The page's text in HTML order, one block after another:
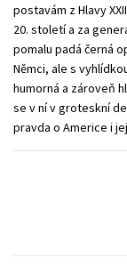
postavám z Hlavy
20. století a za
pomalu padá černá
Němci, ale s
humorná a zároveň
se v ní v groteskní
pravda o Americe i